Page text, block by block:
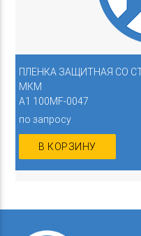
ПЛЕНКА ЗАЩИТНАЯ СО
МКМ
А1 100MF-0047
по запросу
В КОРЗИНУ